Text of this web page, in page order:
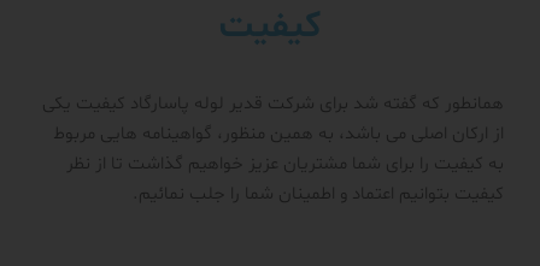
کیفیت
همانطور که گفته شد برای شرکت قدیر لوله پاسارگاد کیفیت یکی
از ارکان اصلی می باشد، به همین منظور، گواهینامه هایی مربوط
به کیفیت را برای شما مشتریان عزیز خواهیم گذاشت تا از نظر
کیفیت بتوانیم اعتماد و اطمینان شما را جلب نمائیم.